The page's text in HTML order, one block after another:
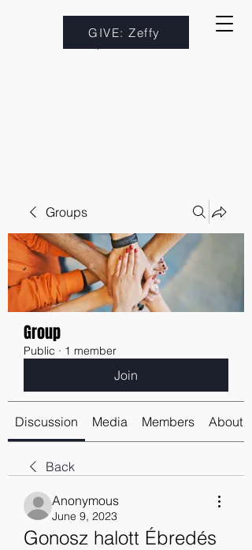
GIVE: Zeffy
Groups
Group
Public · 1 member
Join
Discussion Media Members About
Back
Anonymous
June 9, 2023
Gonosz halott Ébredés